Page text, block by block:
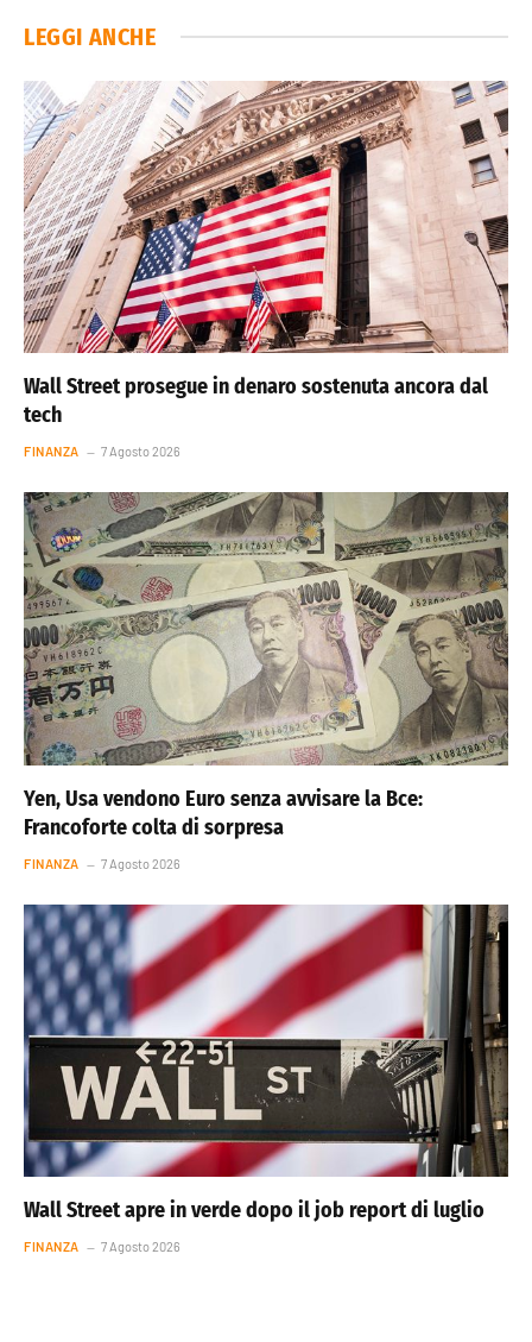
LEGGI ANCHE
Wall Street prosegue in denaro sostenuta ancora dal
tech
FINANZA 7 Agosto 2026
Yen, Usa vendono Euro senza avvisare la Bce:
Francoforte colta di sorpresa
FINANZA 7 Agosto 2026
Wall Street apre in verde dopo il job report di luglio
FINANZA 7 Agosto 2026